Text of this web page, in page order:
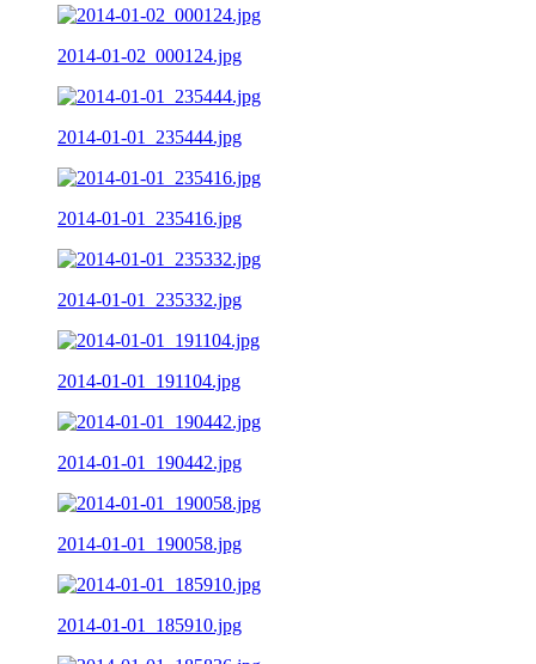
2014-01-02_000124.jpg
2014-01-01_235444.jpg
2014-01-01_235416.jpg
2014-01-01_235332.jpg
2014-01-01_191104.jpg
2014-01-01_190442.jpg
2014-01-01_190058.jpg
2014-01-01_185910.jpg